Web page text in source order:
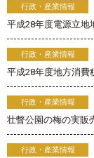
行政・産業情報
平成28年度電源立地
行政・産業情報
平成28年度地方消費
行政・産業情報
壮瞥公園の梅の実販
行政・産業情報